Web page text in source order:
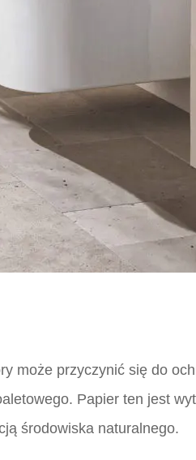
może przyczynić się do
Papier ten jest
środowiska naturalnego.